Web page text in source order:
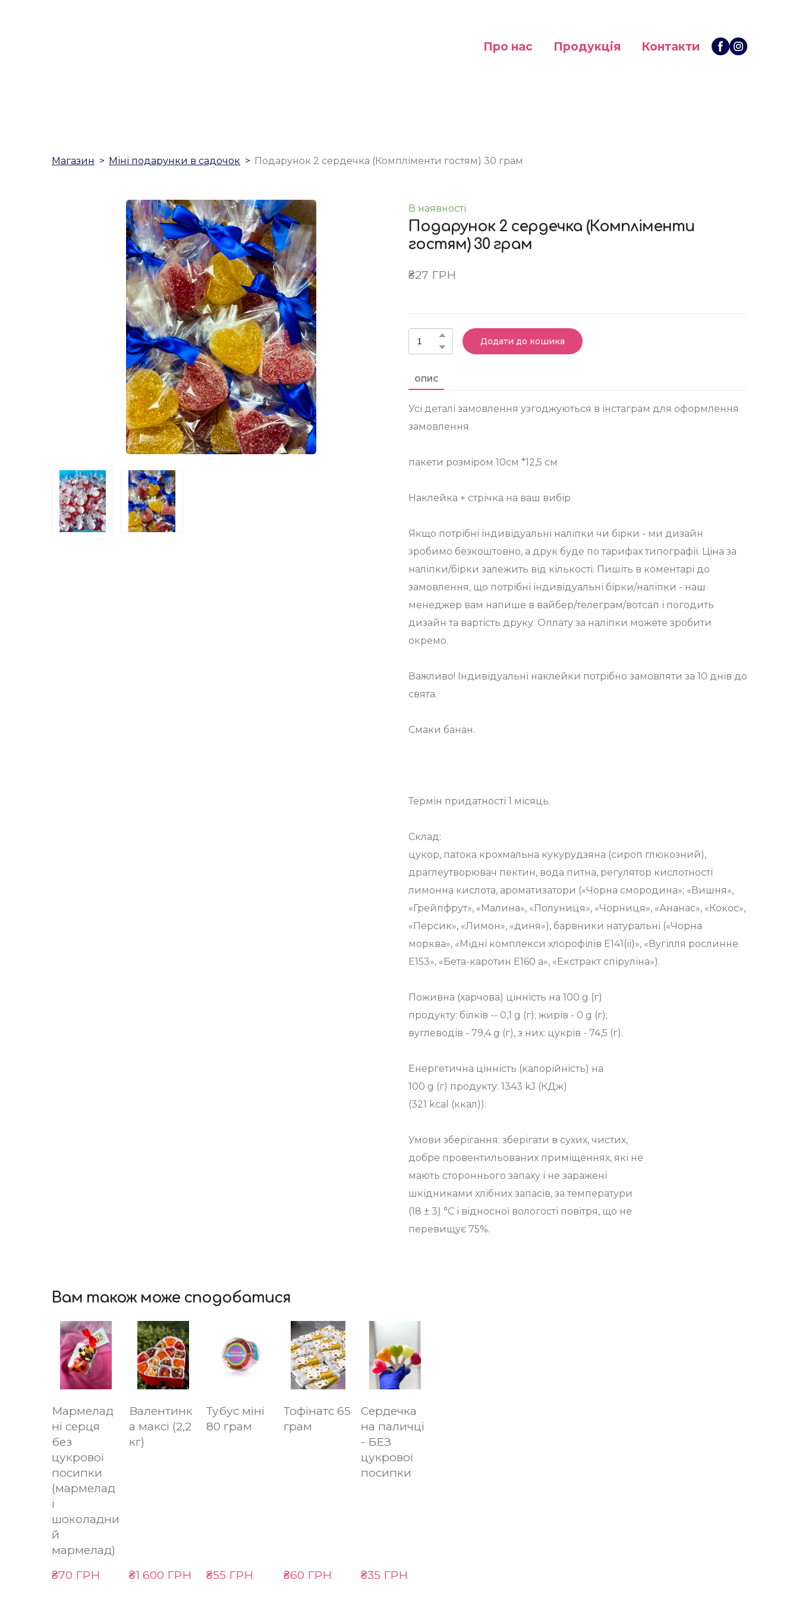
Про нас Продукція Контакти
Магазин Міні подарунки в садочок Подарунок 2 сердечка (Компліменти гостям) 30 грам
В наявності
Подарунок 2 сердечка (Компліменти
гостям) 30 грам
₴27 ГРН
Додати до кошика
ОПИС
Усі деталі замовлення узгоджуються в інстаграм для оформлення
замовлення.
пакети розміром 10см *12,5 см
Наклейка + стрічка на ваш вибір
Якщо потрібні індивідуальні наліпки чи бірки - ми дизайн
зробимо безкоштовно, а друк буде по тарифах типографії. Ціна за
наліпки/бірки залежить від кількості. Пишіть в коментарі до
замовлення, що потрібні індивідуальні бірки/наліпки - наш
менеджер вам напише в вайбер/телеграм/вотсап і погодить
дизайн та вартість друку. Оплату за наліпки можете зробити
окремо.
Важливо! Індивідуальні наклейки потрібно замовляти за 10 днів до
свята.
Смаки банан.
Термін придатності 1 місяць.
Склад:
цукор, патока крохмальна кукурудзяна (сироп глюкозний),
драглеутворювач пектин, вода питна, регулятор кислотності
лимонна кислота, ароматизатори («Чорна смородина»; «Вишня»,
«Грейпфрут», «Малина», «Полуниця», «Чорниця», «Ананас», «Кокос»,
«Персик», «Лимон», «диня»), барвники натуральні («Чорна
морква», «Мідні комплекси хлорофілів Е141(іі)», «Вугілля рослинне
Е153», «Бета-каротин Е160 а», «Екстракт спіруліна»).
Поживна (харчова) цінність на 100 g (г)
продукту: білків -- 0,1 g (г); жирів - 0 g (г);
вуглеводів - 79,4 g (г), з них: цукрів - 74,5 (г).
Енергетична цінність (калорійність) на
100 g (г) продукту: 1343 kJ (КДж)
(321 kcal (ккал)).
Умови зберігання: зберігати в сухих, чистих,
добре провентильованих приміщеннях, які не
мають стороннього запаху і не заражені
шкідниками хлібних запасів, за температури
(18 ± 3) °C і відносної вологості повітря, що не
перевищує 75%.
Вам також може сподобатися
Мармелад
ні серця
без
цукрової
посипки
(мармелад
і
шоколадни
й
мармелад)
₴70 ГРН
Валентинк
а максі (2,2
кг)
₴1 600 ГРН
Тубус міні
80 грам
₴55 ГРН
Тофінатс 65
грам
₴60 ГРН
Сердечка
на паличці
- БЕЗ
цукрової
посипки
₴35 ГРН